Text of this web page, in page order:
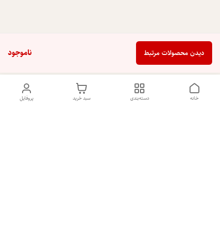
ناموجود دیدن محصولات مرتبط
پروفایل سبد خرید دسته‌بندی خانه